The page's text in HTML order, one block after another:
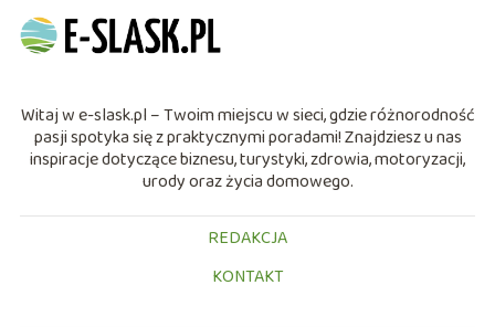
Witaj w e-slask.pl – Twoim miejscu w sieci, gdzie różnorodność
pasji spotyka się z praktycznymi poradami! Znajdziesz u nas
inspiracje dotyczące biznesu, turystyki, zdrowia, motoryzacji,
urody oraz życia domowego.
REDAKCJA
KONTAKT